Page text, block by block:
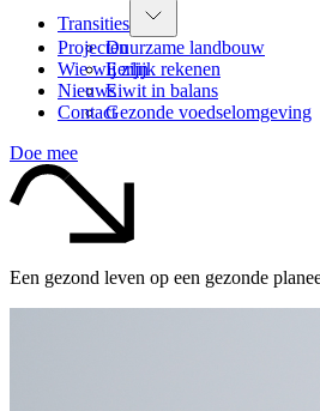
Transities
Duurzame landbouw
Eerlijk rekenen
Eiwit in balans
Gezonde voedselomgeving
Projecten
Wie wij zijn
Nieuws
Contact
Doe mee
Een gezond leven op een gezonde